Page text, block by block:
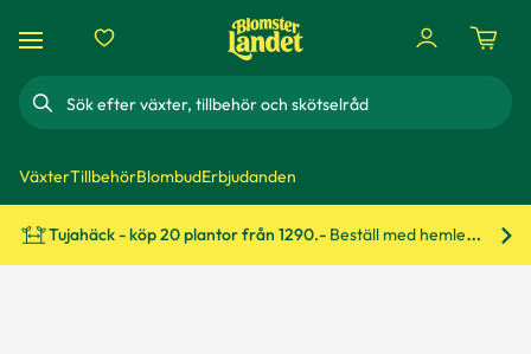
Sök
VäxterTillbehörBlombudErbjudanden
Tujahäck - köp 20 plantor från 1290.- Beställ med hemleverans!